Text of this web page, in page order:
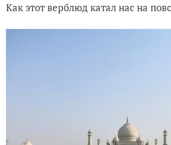
Как этот верблюд катал нас на